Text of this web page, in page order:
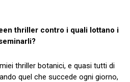
thriller contro i quali lottano i
thriller botanici, e quasi tutti di
quel che succede ogni giorno,